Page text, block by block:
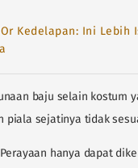
Kedelapan: Ini Lebih
baju selain kostum
piala sejatinya tidak
hanya dapat